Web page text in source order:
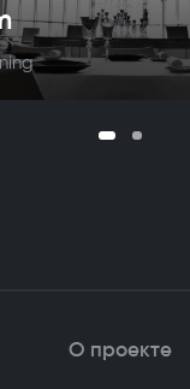
О проекте